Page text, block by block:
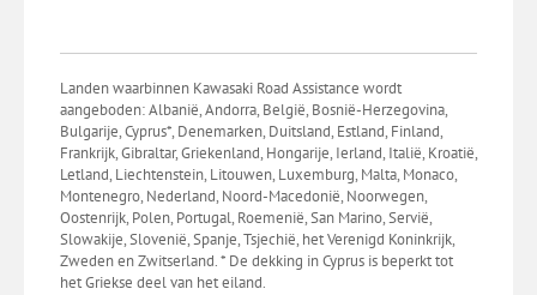
Landen waarbinnen Kawasaki Road Assistance wordt
aangeboden: Albanië, Andorra, België, Bosnië-Herzegovina,
Bulgarije, Cyprus*, Denemarken, Duitsland, Estland, Finland,
Frankrijk, Gibraltar, Griekenland, Hongarije, Ierland, Italië, Kroatië,
Letland, Liechtenstein, Litouwen, Luxemburg, Malta, Monaco,
Montenegro, Nederland, Noord-Macedonië, Noorwegen,
Oostenrijk, Polen, Portugal, Roemenië, San Marino, Servië,
Slowakije, Slovenië, Spanje, Tsjechië, het Verenigd Koninkrijk,
Zweden en Zwitserland. * De dekking in Cyprus is beperkt tot
het Griekse deel van het eiland.